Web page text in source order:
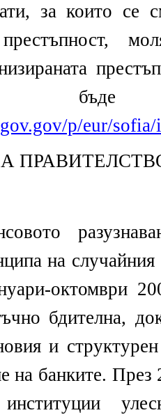
за които се
престъпност,
бъде
p/eur/sofia/
на
октомври
бдителна,
и
на банките.